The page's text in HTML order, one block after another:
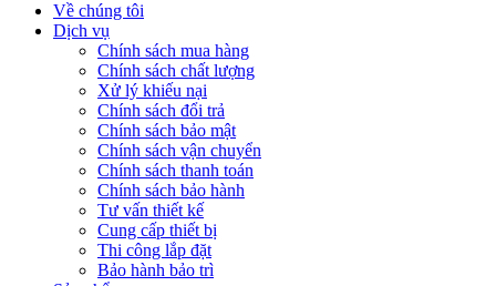
Về chúng tôi
Dịch vụ
Chính sách mua hàng
Chính sách chất lượng
Xử lý khiếu nại
Chính sách đổi trả
Chính sách bảo mật
Chính sách vận chuyển
Chính sách thanh toán
Chính sách bảo hành
Tư vấn thiết kế
Cung cấp thiết bị
Thi công lắp đặt
Bảo hành bảo trì